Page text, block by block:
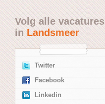
Volg alle vacatures
inLandsmeer
Twitter
Facebook
Linkedin